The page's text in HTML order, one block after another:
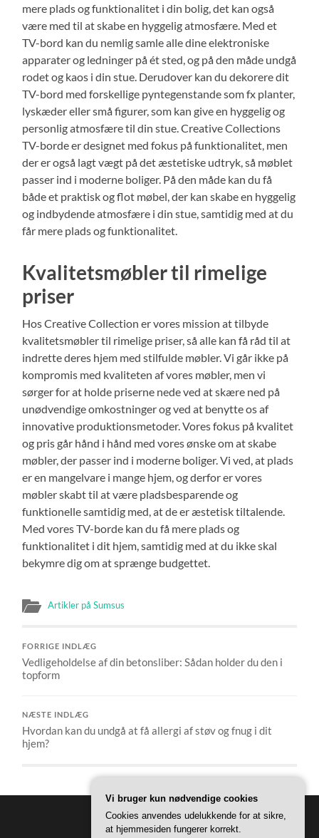
mere plads og funktionalitet i din bolig, det kan også
være med til at skabe en hyggelig atmosfære. Med et
TV-bord kan du nemlig samle alle dine elektroniske
apparater og ledninger på ét sted, og på den måde undgå
rodet og kaos i din stue. Derudover kan du dekorere dit
TV-bord med forskellige pyntegenstande som fx planter,
lyskæder eller små figurer, som kan give en hyggelig og
personlig atmosfære til din stue. Creative Collections
TV-borde er designet med fokus på funktionalitet, men
der er også lagt vægt på det æstetiske udtryk, så møblet
passer ind i moderne boliger. På den måde kan du få
både et praktisk og flot møbel, der kan skabe en hyggelig
og indbydende atmosfære i din stue, samtidig med at du
får mere plads og funktionalitet.
Kvalitetsmøbler til rimelige
priser
Hos Creative Collection er vores mission at tilbyde
kvalitetsmøbler til rimelige priser, så alle kan få råd til at
indrette deres hjem med stilfulde møbler. Vi går ikke på
kompromis med kvaliteten af vores møbler, men vi
sørger for at holde priserne nede ved at skære ned på
unødvendige omkostninger og ved at benytte os af
innovative produktionsmetoder. Vores fokus på kvalitet
og pris går hånd i hånd med vores ønske om at skabe
møbler, der passer ind i moderne boliger. Vi ved, at plads
er en mangelvare i mange hjem, og derfor er vores
møbler skabt til at være pladsbesparende og
funktionelle samtidig med, at de er æstetisk tiltalende.
Med vores TV-borde kan du få mere plads og
funktionalitet i dit hjem, samtidig med at du ikke skal
bekymre dig om at sprænge budgettet.
Artikler på Sumsus
FORRIGE INDLÆG
Vedligeholdelse af din betonsliber: Sådan holder du den i
topform
NÆSTE INDLÆG
Hvordan kan du undgå at få allergi af støv og fnug i dit
hjem?
Vi bruger kun nødvendige cookies
Cookies anvendes udelukkende for at sikre,
at hjemmesiden fungerer korrekt.